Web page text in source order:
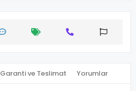
Garanti ve Teslimat Yorumlar